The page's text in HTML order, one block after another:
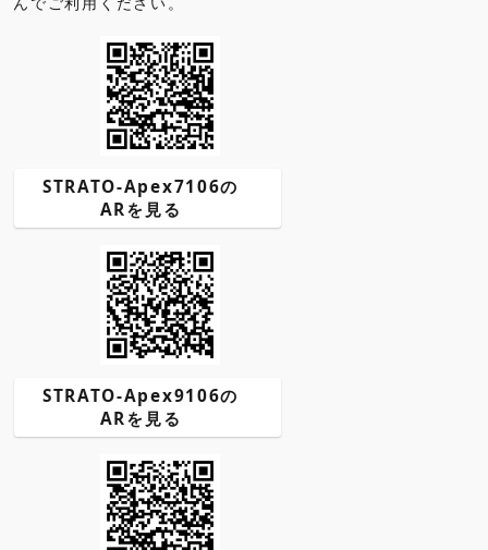
STRATO-Apex7106の
ARを見る
STRATO-Apex9106の
ARを見る